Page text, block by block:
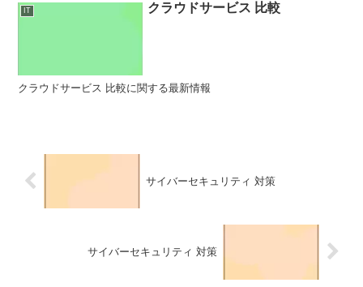
IT クラウドサービス 比較
クラウドサービス 比較に関する最新情報
サイバーセキュリティ 対策
サイバーセキュリティ 対策